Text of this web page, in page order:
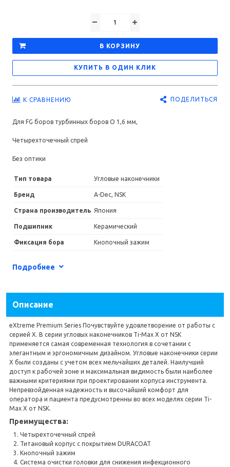
Для FG боров турбинных боров O 1,6 мм,
Четырехточечный спрей
Без оптики
Тип товара Угловые наконечники
Бренд A-Dec, NSK
Страна производитель Япония
Подшипник Керамический
Фиксация бора Кнопочный зажим
Подробнее
В КОРЗИНУ
КУПИТЬ В ОДИН КЛИК
К СРАВНЕНИЮ ПОДЕЛИТЬСЯ
Описание
eXtreme Premium Series Почувствуйте удовлетворение от работы с
серией X. В серии угловых наконечников Ti-Max X от NSK
применяется самая современная технология в сочетании с
элегантным и эргономичным дизайном. Угловые наконечники серии
X были созданы с учетом всех мельчайших деталей. Наилучший
доступ к рабочей зоне и максимальная видимость были наиболее
важными критериями при проектировании корпуса инструмента.
Непревзойденная надежность и высочайший комфорт для
оператора и пациента предусмотренны во всех моделях серии Ti-
Max X от NSK.
Преимущества:
Четырехточечный спрей
Титановый корпус с покрытием DURACOAT
Кнопочный зажим
Система очистки головки для снижения инфекционного